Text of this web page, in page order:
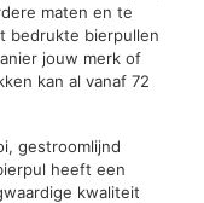
maten en te
bedrukte bierpullen
jouw merk of
kan al vanaf 72
gestroomlijnd
heeft een
kwaliteit